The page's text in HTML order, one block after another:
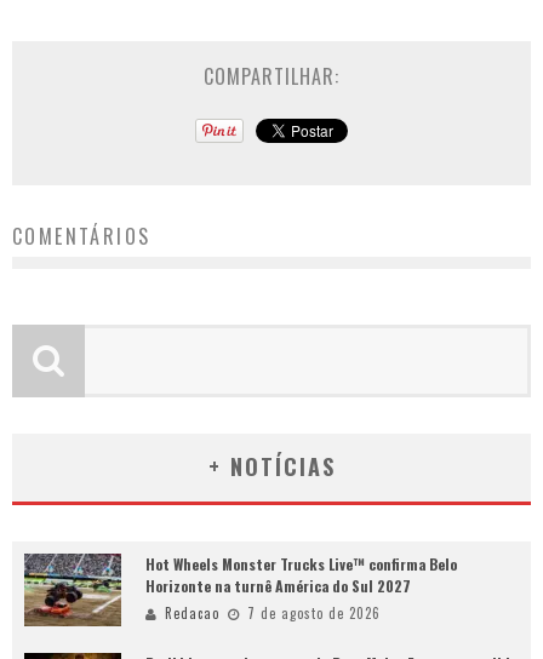
COMPARTILHAR:
COMENTÁRIOS
+ NOTÍCIAS
Hot Wheels Monster Trucks Live™ confirma Belo
Horizonte na turnê América do Sul 2027
Redacao 7 de agosto de 2026